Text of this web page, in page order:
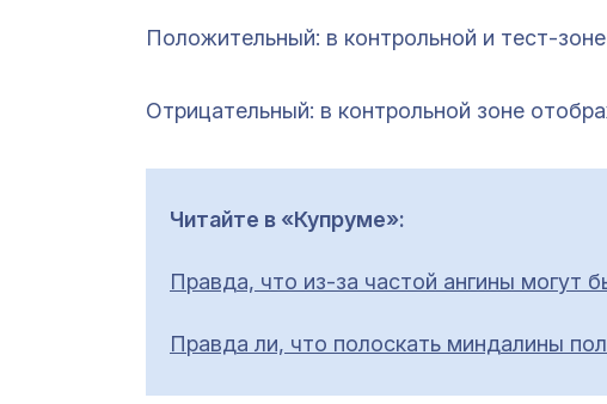
Положительный: в контрольной и тест-
Отрицательный: в контрольной зоне
Читайте в «Купруме»:
Правда, что из-за частой ангины могут
Правда ли, что полоскать миндалины